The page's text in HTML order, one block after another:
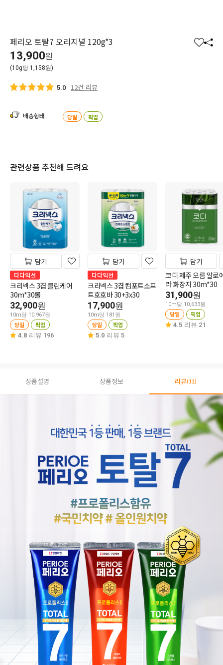
페리오 토탈7 오리지널 120g*3
찜 공
13,900원
(10g당 1,158원)
5.0 12건 리뷰
배송형태 당일 픽업
관련상품 추천해 드려요
담기
다다익선
크리넥스 3겹 클린케어
30m*30롤
32,900원
10m당 10,967원
당일 픽업
4.8 리뷰 196
담기
다다익선
크리넥스 3겹 컴포트소프
트호호바 30+3x30
17,900원
10m당 181원
당일 픽업
5.0 리뷰 5
담기
코디 제주 오름 알로
라 화장지 30m*30
31,900원
10m당 10,633원
당일 픽업
4.5 리뷰 21
상품설명 상품정보 리뷰(12)